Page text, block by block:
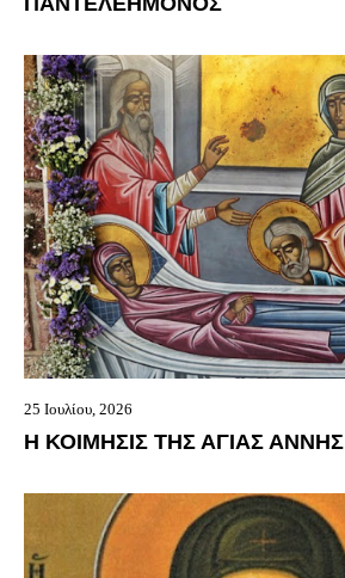
25 Ιουλίου, 2026
Η ΚΟΙΜΗΣΙΣ ΤΗΣ ΑΓΙΑΣ ΑΝΝΗΣ